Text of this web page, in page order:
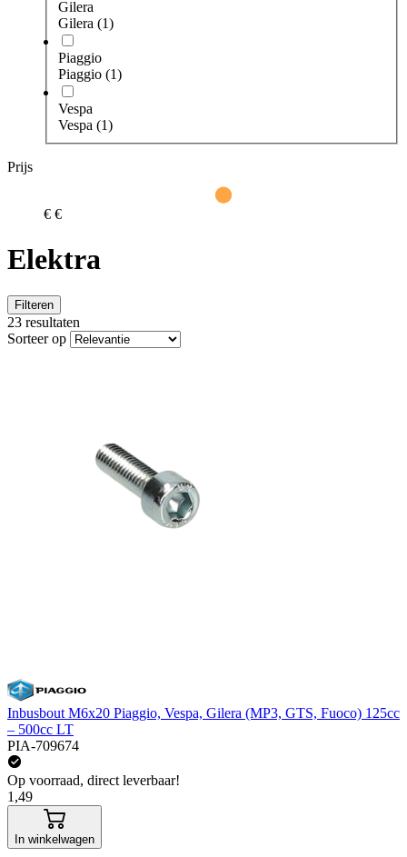
Gilera
Gilera (1)
Piaggio
Piaggio (1)
Vespa
Vespa (1)
Prijs
€ €
Elektra
Filteren
23 resultaten
Sorteer op
Inbusbout M6x20 Piaggio, Vespa, Gilera (MP3, GTS, Fuoco) 125cc
– 500cc LT
PIA-709674
Op voorraad, direct leverbaar!
1,49
In winkelwagen